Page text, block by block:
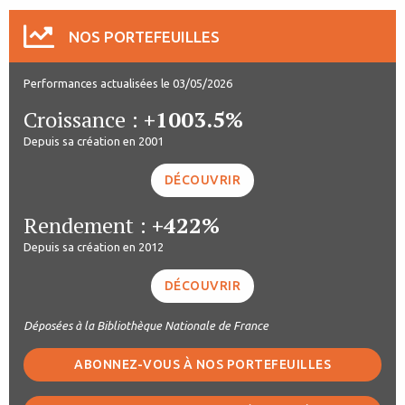
NOS PORTEFEUILLES
Performances actualisées le 03/05/2026
Croissance : +1003.5%
Depuis sa création en 2001
DÉCOUVRIR
Rendement : +422%
Depuis sa création en 2012
DÉCOUVRIR
Déposées à la Bibliothèque Nationale de France
ABONNEZ-VOUS À NOS PORTEFEUILLES